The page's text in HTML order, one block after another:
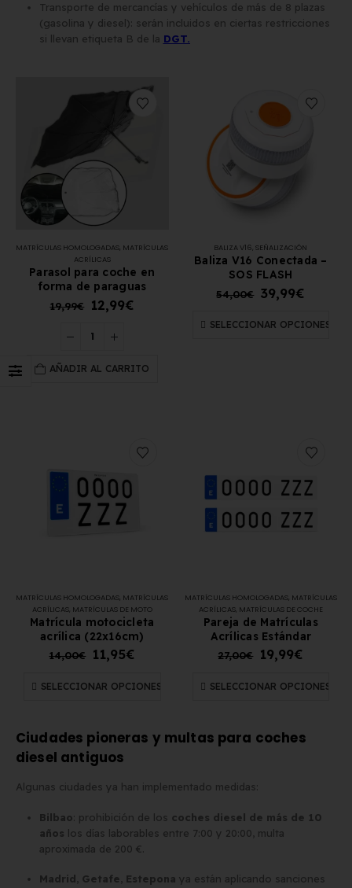
Transporte de mercancías y vehículos de más de 8 plazas
(gasolina y diesel): serán incluidos en ciertas restricciones
si llevan etiqueta B de la DGT.
MATRÍCULAS HOMOLOGADAS, MATRÍCULAS
ACRÍLICAS
Parasol para coche en
forma de paraguas
19,99€ 12,99€
AÑADIR AL CARRITO
BALIZA V16,SEÑALIZACIÓN
Baliza V16 Conectada –
SOS FLASH
54,00€ 39,99€
SELECCIONAR OPCIONES
MATRÍCULAS HOMOLOGADAS, MATRÍCULAS
ACRÍLICAS, MATRÍCULAS DE MOTO
Matrícula motocicleta
acrílica (22x16cm)
14,00€ 11,95€
SELECCIONAR OPCIONES
MATRÍCULAS HOMOLOGADAS, MATRÍCULAS
ACRÍLICAS, MATRÍCULAS DE COCHE
Pareja de Matrículas
Acrílicas Estándar
27,00€ 19,99€
SELECCIONAR OPCIONES
Ciudades pioneras y multas para coches
diesel antiguos
Algunas ciudades ya han implementado medidas:
Bilbao : prohibición de los coches diesel de más de 10
años los días laborables entre 7:00 y 20:00, multa
aproximada de 200 €.
Madrid, Getafe, Estepona ya están aplicando sanciones